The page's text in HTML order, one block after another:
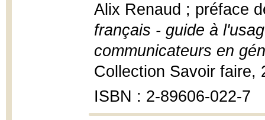
Alix Renaud ; préface
français - guide à
communicateurs en
Collection Savoir faire,
ISBN : 2-89606-022-7